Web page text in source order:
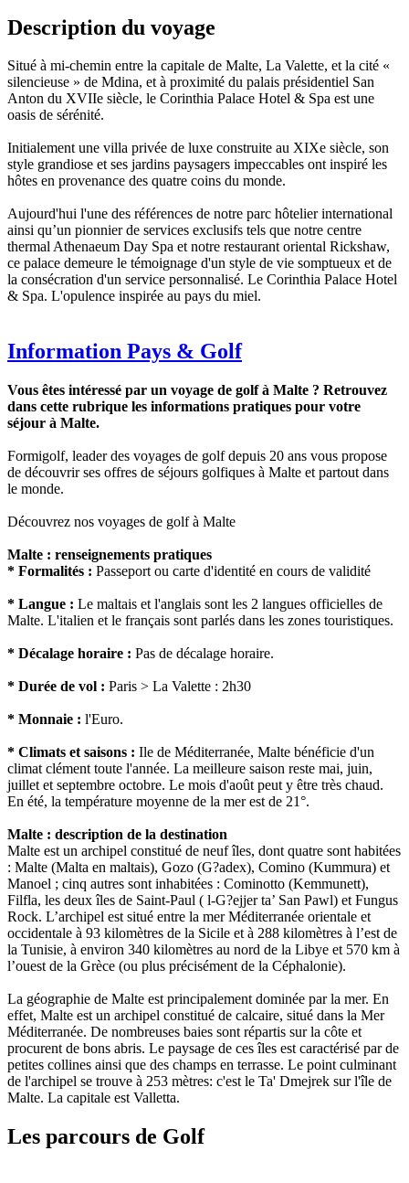
Description du voyage
Situé à mi-chemin entre la capitale de Malte, La Valette, et la cité «
silencieuse » de Mdina, et à proximité du palais présidentiel San
Anton du XVIIe siècle, le Corinthia Palace Hotel & Spa est une
oasis de sérénité.
Initialement une villa privée de luxe construite au XIXe siècle, son
style grandiose et ses jardins paysagers impeccables ont inspiré les
hôtes en provenance des quatre coins du monde.
Aujourd'hui l'une des références de notre parc hôtelier international
ainsi qu’un pionnier de services exclusifs tels que notre centre
thermal Athenaeum Day Spa et notre restaurant oriental Rickshaw,
ce palace demeure le témoignage d'un style de vie somptueux et de
la consécration d'un service personnalisé. Le Corinthia Palace Hotel
& Spa. L'opulence inspirée au pays du miel.
Information Pays & Golf
Vous êtes intéressé par un voyage de golf à Malte ? Retrouvez
dans cette rubrique les informations pratiques pour votre
séjour à Malte.
Formigolf, leader des voyages de golf depuis 20 ans vous propose
de découvrir ses offres de séjours golfiques à Malte et partout dans
le monde.
Découvrez nos voyages de golf à Malte
Malte : renseignements pratiques
* Formalités : Passeport ou carte d'identité en cours de validité
* Langue : Le maltais et l'anglais sont les 2 langues officielles de
Malte. L'italien et le français sont parlés dans les zones touristiques.
* Décalage horaire : Pas de décalage horaire.
* Durée de vol : Paris > La Valette : 2h30
* Monnaie : l'Euro.
* Climats et saisons : Ile de Méditerranée, Malte bénéficie d'un
climat clément toute l'année. La meilleure saison reste mai, juin,
juillet et septembre octobre. Le mois d'août peut y être très chaud.
En été, la température moyenne de la mer est de 21°.
Malte : description de la destination
Malte est un archipel constitué de neuf îles, dont quatre sont habitées
: Malte (Malta en maltais), Gozo (G?adex), Comino (Kummura) et
Manoel ; cinq autres sont inhabitées : Cominotto (Kemmunett),
Filfla, les deux îles de Saint-Paul ( l-G?ejjer ta’ San Pawl) et Fungus
Rock. L’archipel est situé entre la mer Méditerranée orientale et
occidentale à 93 kilomètres de la Sicile et à 288 kilomètres à l’est de
la Tunisie, à environ 340 kilomètres au nord de la Libye et 570 km à
l’ouest de la Grèce (ou plus précisément de la Céphalonie).
La géographie de Malte est principalement dominée par la mer. En
effet, Malte est un archipel constitué de calcaire, situé dans la Mer
Méditerranée. De nombreuses baies sont répartis sur la côte et
procurent de bons abris. Le paysage de ces îles est caractérisé par de
petites collines ainsi que des champs en terrasse. Le point culminant
de l'archipel se trouve à 253 mètres: c'est le Ta' Dmejrek sur l'île de
Malte. La capitale est Valletta.
Les parcours de Golf